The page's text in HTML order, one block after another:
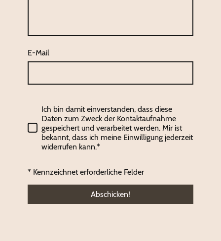
E-Mail
Ich bin damit einverstanden, dass diese
Daten zum Zweck der Kontaktaufnahme
gespeichert und verarbeitet werden. Mir ist
bekannt, dass ich meine Einwilligung jederzeit
widerrufen kann.*
* Kennzeichnet erforderliche Felder
Abschicken!